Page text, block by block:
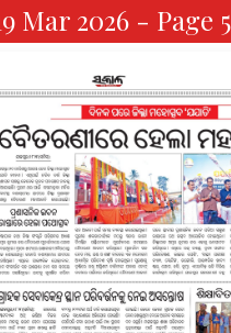
Mar 2026 - Page 5